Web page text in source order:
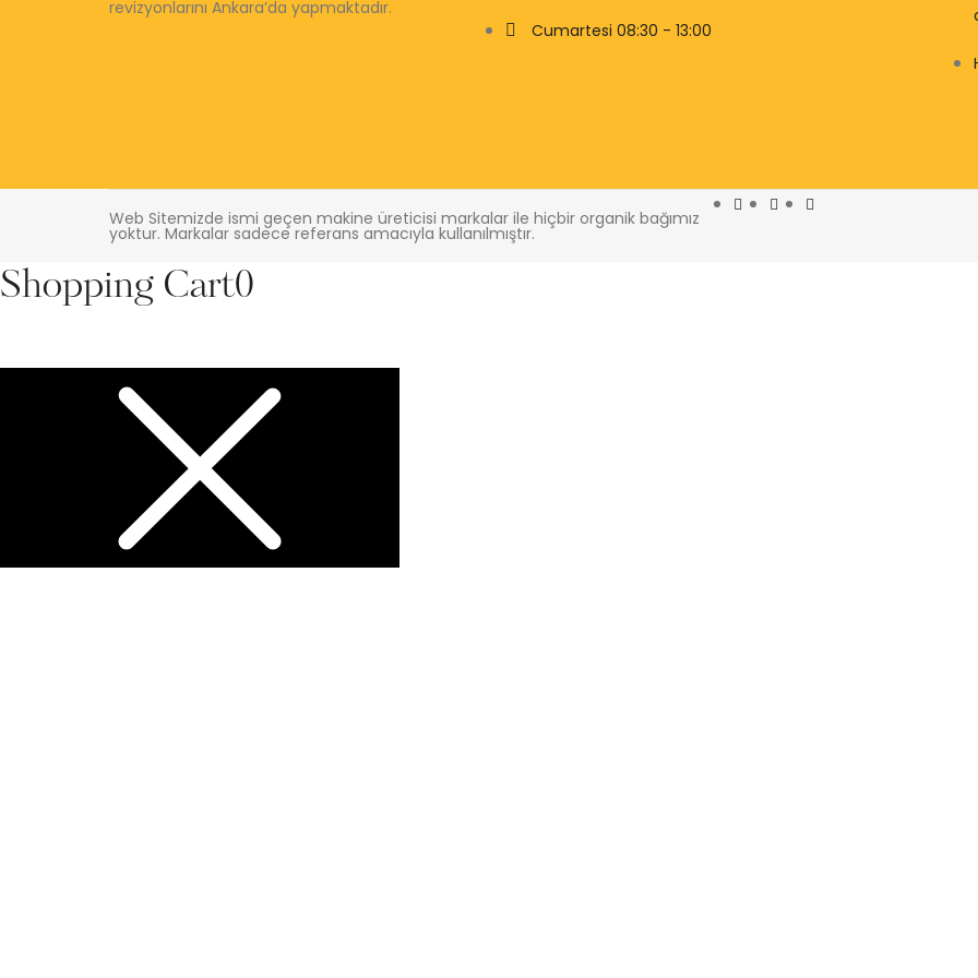
revizyonlarını Ankara’da yapmaktadır.
Cumartesi 08:30 - 13:00
Web Sitemizde ismi geçen makine üreticisi markalar ile hiçbir organik bağımız
yoktur. Markalar sadece referans amacıyla kullanılmıştır.
Shopping Cart0